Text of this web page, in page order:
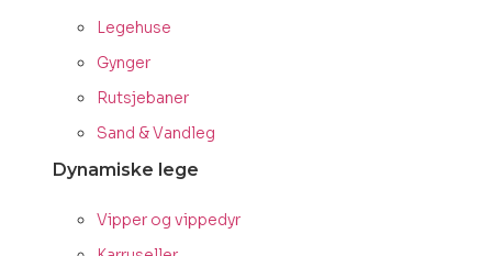
Legehuse
Gynger
Rutsjebaner
Sand & Vandleg
Dynamiske lege
Vipper og vippedyr